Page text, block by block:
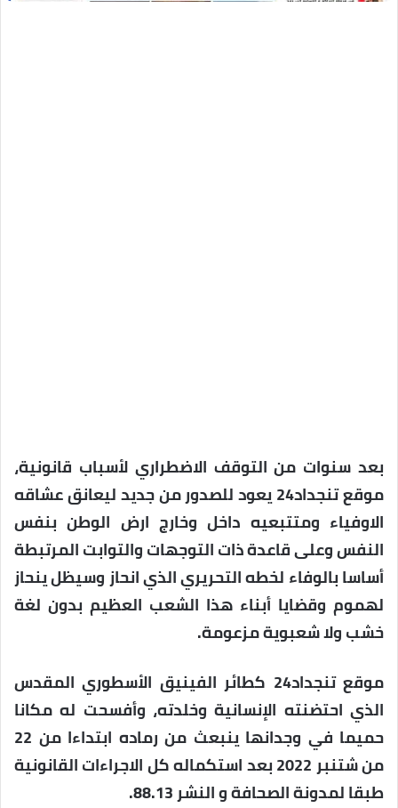
بعد سنوات من التوقف الاضطراري لأسباب قانونية،
موقع تنجداد24 يعود للصدور من جديد ليعانق عشاقه
الاوفياء ومتتبعيه داخل وخارج ارض الوطن بنفس
النفس وعلى قاعدة ذات التوجهات والتوابت المرتبطة
أساسا بالوفاء لخطه التحريري الذي انحاز وسيظل ينحاز
لهموم وقضايا أبناء هذا الشعب العظيم بدون لغة
خشب ولا شعبوية مزعومة.
موقع تنجداد24 كطائر الفينيق الأسطوري المقدس
الذي احتضنته الإنسانية وخلدته، وأفسحت له مكانا
حميما في وجدانها ينبعث من رماده ابتداءا من 22
من شتنبر 2022 بعد استكماله كل الاجراءات القانونية
طبقا لمدونة الصحافة و النشر 88.13.